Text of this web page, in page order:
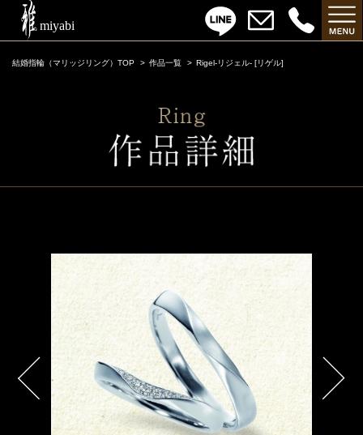
結婚指輪（マリッジリング）TOP 作品一覧 Rigel-リジェル- [リゲル]
Rigel-リジェル- [リゲル]